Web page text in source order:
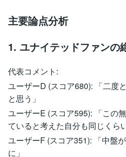
主要論点分析
1. ユナイテッドファンの
代表コメント:
ユーザーD (スコア680): 「二度
と思う」
ユーザーE (スコア595): 「この
ていると考えた自分も同じくら
ユーザーF (スコア351): 「中盤
に」